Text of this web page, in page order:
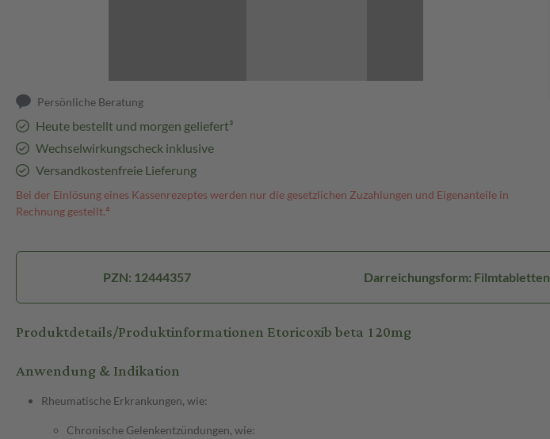
Persönliche Beratung
Heute bestellt und morgen geliefert³
Wechselwirkungscheck inklusive
Versandkostenfreie Lieferung
Bei der Einlösung eines Kassenrezeptes werden nur die gesetzlichen Zuzahlungen und Eigenanteile in
Rechnung gestellt.⁴
PZN: 12444357 Darreichungsform: Filmtabletten
Produktdetails/Produktinformationen Etoricoxib beta 120mg
Anwendung & Indikation
Rheumatische Erkrankungen, wie:
Chronische Gelenkentzündungen, wie: